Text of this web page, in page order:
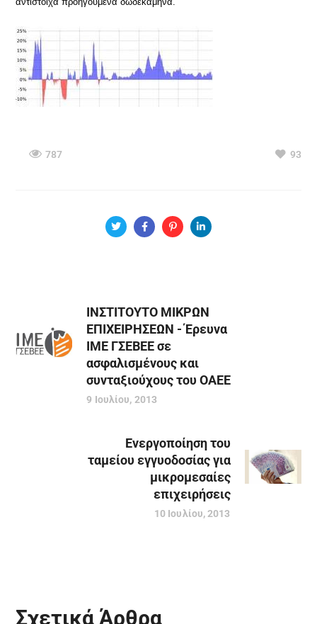
787 93
ΙΝΣΤΙΤΟΥΤΟ ΜΙΚΡΩΝ
ΕΠΙΧΕΙΡΗΣΕΩΝ - Έρευνα
ΙΜΕ ΓΣΕΒΕΕ σε
ασφαλισμένους και
συνταξιούχους του ΟΑΕΕ
9 Ιουλίου, 2013
Eνεργοποίηση του
ταμείου εγγυοδοσίας για
μικρομεσαίες
επιχειρήσεις
10 Ιουλίου, 2013
Σχετικά Άρθρα